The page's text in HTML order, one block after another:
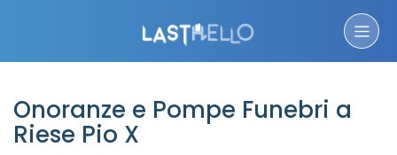
Onoranze e Pompe Funebri a
Riese Pio X